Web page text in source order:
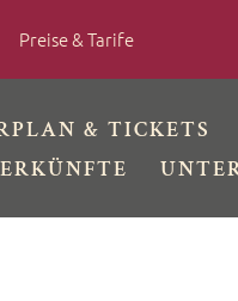
Preise & Tarife
& TICKETS